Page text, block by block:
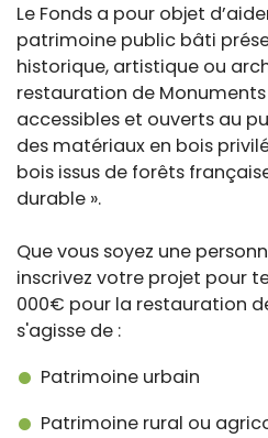
Le Fonds a pour objet
patrimoine public bâti
historique, artistique ou
restauration de
accessibles et ouverts au
des matériaux en bois
bois issus de forêts
durable ».
Que vous soyez une
inscrivez votre projet pour
000€ pour la restauration
s'agisse de :
Patrimoine urbain
Patrimoine rural ou